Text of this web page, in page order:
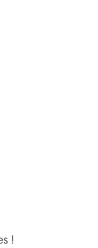
!